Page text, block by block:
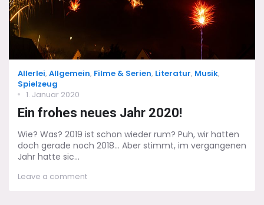
Categories
Allerlei, Allgemein, Filme & Serien, Literatur, Musik,
Spielzeug
Posted
1. Januar 2020
Ein frohes neues Jahr 2020!
Wie? Was? 2019 ist schon wieder rum? Puh, wir hatten
doch gerade noch 2018... Aber stimmt, im vergangenen
Jahr hatte sic...
Leave a commenton